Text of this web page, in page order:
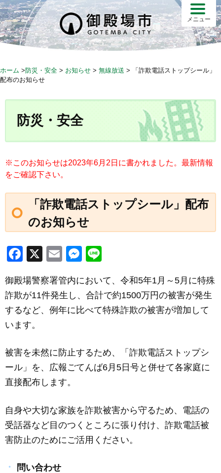
S
k
i
p
c
メニュー
ホーム >防災・安全 > お知らせ > 無線放送 >
「詐欺電話ストップシール」
配布のお知らせ
防災・安全
※このお知らせは2023年6月2日に書かれました。最新情報
をご確認下さい。
「詐欺電話ストップシール」配布
のお知らせ
F
c
e
b
o
o
k
X
E
ail
M
ss
e
n
er
e
御殿場警察署管内において、令和5年1月～5月に特殊
詐欺が11件発生し、合計で約1500万円の被害が発生
するなど、例年に比べて特殊詐欺の被害が増加して
います。
被害を未然に防止するため、「詐欺電話ストップシ
ール」を、広報ごてんば6月5日号と併せて各家庭に
直接配布します。
自身や大切な家族を詐欺被害から守るため、電話の
受話器など目のつくところに張り付け、詐欺電話被
害防止のためにご活用ください。
問い合わせ